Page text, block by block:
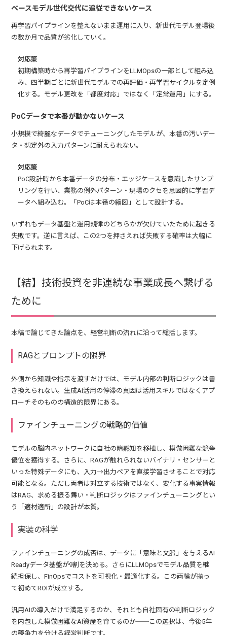
ベースモデル世代交代に追従できないケース
再学習パイプラインを整えないまま運用に入り、新世代モデル登場後
の数か月で品質が劣化していく。
対応策
初期構築時から再学習パイプラインをLLMOpsの一部として組み込
み、四半期ごとに新世代モデルでの再評価・再学習サイクルを定例
化する。モデル更改を「都度対応」ではなく「定常運用」にする。
PoCデータで本番が動かないケース
小規模で綺麗なデータでチューニングしたモデルが、本番の汚いデー
タ・想定外の入力パターンに耐えられない。
対応策
PoC設計時から本番データの分布・エッジケースを意識したサンプ
リングを行い、業務の例外パターン・現場のクセを意図的に学習デ
ータへ組み込む。「PoCは本番の縮図」として設計する。
いずれもデータ基盤と運用規律のどちらかが欠けていたために起きる
失敗です。逆に言えば、この2つを押さえれば失敗する確率は大幅に
下げられます。
【結】技術投資を非連続な事業成長へ繋げる
ために
本稿で論じてきた論点を、経営判断の流れに沿って総括します。
RAGとプロンプトの限界
外側から知識や指示を渡すだけでは、モデル内部の判断ロジックは書
き換えられない。生成AI活用の停滞の真因は活用スキルではなくアプ
ローチそのものの構造的限界にある。
ファインチューニングの戦略的価値
モデルの脳内ネットワークに自社の暗黙知を移植し、模倣困難な競争
優位を獲得する。さらに、RAGが触れられないバイナリ・センサーと
いった特殊データにも、入力→出力ペアを直接学習させることで対応
可能となる。ただし両者は対立する技術ではなく、変化する事実情報
はRAG、求める振る舞い・判断ロジックはファインチューニングとい
う「適材適所」の設計が本質。
実装の科学
ファインチューニングの成否は、データに「意味と文脈」を与えるAI
Readyデータ基盤が9割を決める。さらにLLMOpsでモデル品質を継
続担保し、FinOpsでコストを可視化・最適化する。この両輪が揃っ
て初めてROIが成立する。
汎用AIの導入だけで満足するのか、それとも自社固有の判断ロジック
を内包した模倣困難なAI資産を育てるのか──この選択は、今後5年
の競争力を分ける経営判断です。